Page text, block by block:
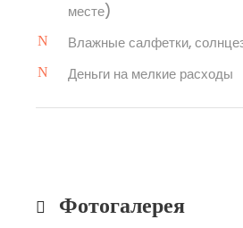
месте)
Влажные салфетки,
Деньги на мелкие расходы
Фотогалерея